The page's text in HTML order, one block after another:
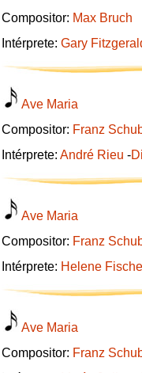
Compositor: Max Bruch
Intérprete: Gary
Ave Maria
Compositor: Franz
Intérprete: André Rieu -
Ave Maria
Compositor: Franz
Intérprete: Helene
Ave Maria
Compositor: Franz